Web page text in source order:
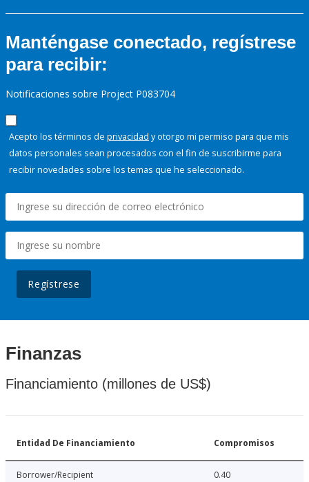
Manténgase conectado, regístrese
para recibir:
Notificaciones sobre Project P083704
Acepto los términos de privacidad y otorgo mi permiso para que mis
datos personales sean procesados con el fin de suscribirme para
recibir novedades sobre los temas que he seleccionado.
Regístrese
Finanzas
Financiamiento (millones de US$)
Entidad De Financiamiento Compromisos
Borrower/Recipient 0.40